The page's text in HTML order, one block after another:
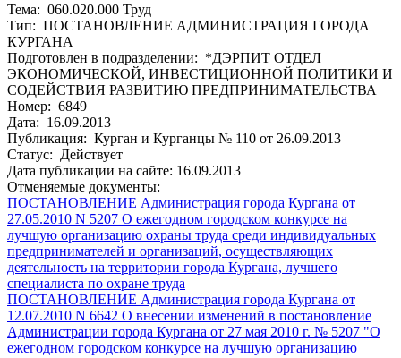
Тема: 060.020.000 Труд
Тип: ПОСТАНОВЛЕНИЕ АДМИНИСТРАЦИЯ ГОРОДА
КУРГАНА
Подготовлен в подразделении: *ДЭРПИТ ОТДЕЛ
ЭКОНОМИЧЕСКОЙ, ИНВЕСТИЦИОННОЙ ПОЛИТИКИ И
СОДЕЙСТВИЯ РАЗВИТИЮ ПРЕДПРИНИМАТЕЛЬСТВА
Номер: 6849
Дата: 16.09.2013
Публикация: Курган и Курганцы № 110 от 26.09.2013
Статус: Действует
Дата публикации на сайте: 16.09.2013
Отменяемые документы:
ПОСТАНОВЛЕНИЕ Администрация города Кургана от
27.05.2010 N 5207 О ежегодном городском конкурсе на
лучшую организацию охраны труда среди индивидуальных
предпринимателей и организаций, осуществляющих
деятельность на территории города Кургана, лучшего
специалиста по охране труда
ПОСТАНОВЛЕНИЕ Администрация города Кургана от
12.07.2010 N 6642 О внесении изменений в постановление
Администрации города Кургана от 27 мая 2010 г. № 5207 "О
ежегодном городском конкурсе на лучшую организацию